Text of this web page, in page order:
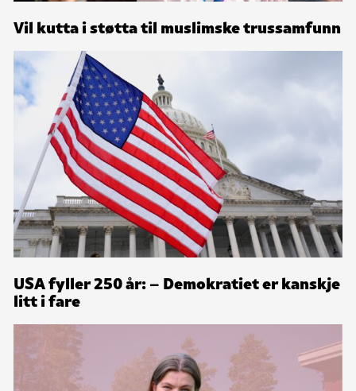
Vil kutta i støtta til muslimske trussamfunn
USA fyller 250 år: – Demokratiet er kanskje
litt i fare